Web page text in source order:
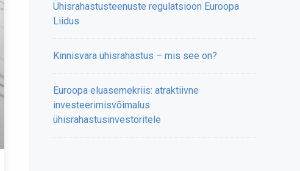
Ühisrahastusteenuste regulatsioon Euroopa
Liidus
Kinnisvara ühisrahastus – mis see on?
Euroopa eluasemekriis: atraktiivne
investeerimisvõimalus
ühisrahastusinvestoritele